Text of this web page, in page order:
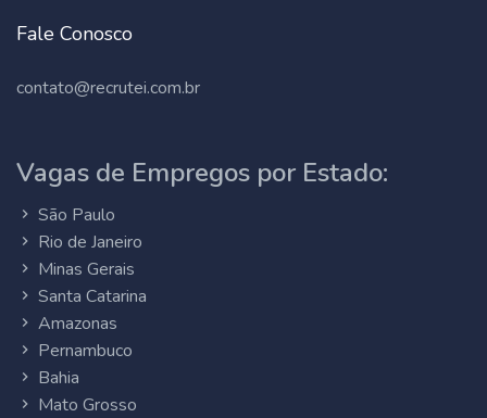
Fale Conosco
contato@recrutei.com.br
Vagas de Empregos por Estado:
São Paulo
Rio de Janeiro
Minas Gerais
Santa Catarina
Amazonas
Pernambuco
Bahia
Mato Grosso